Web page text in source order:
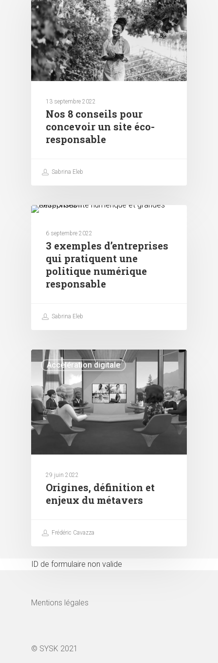
13 septembre 2022
Nos 8 conseils pour
concevoir un site éco-
responsable
Sabrina Eleb
6 septembre 2022
3 exemples d’entreprises
qui pratiquent une
politique numérique
responsable
Sabrina Eleb
Accélération digitale
29 juin 2022
Origines, définition et
enjeux du métavers
Frédéric Cavazza
ID de formulaire non valide
Mentions légales
© SYSK 2021